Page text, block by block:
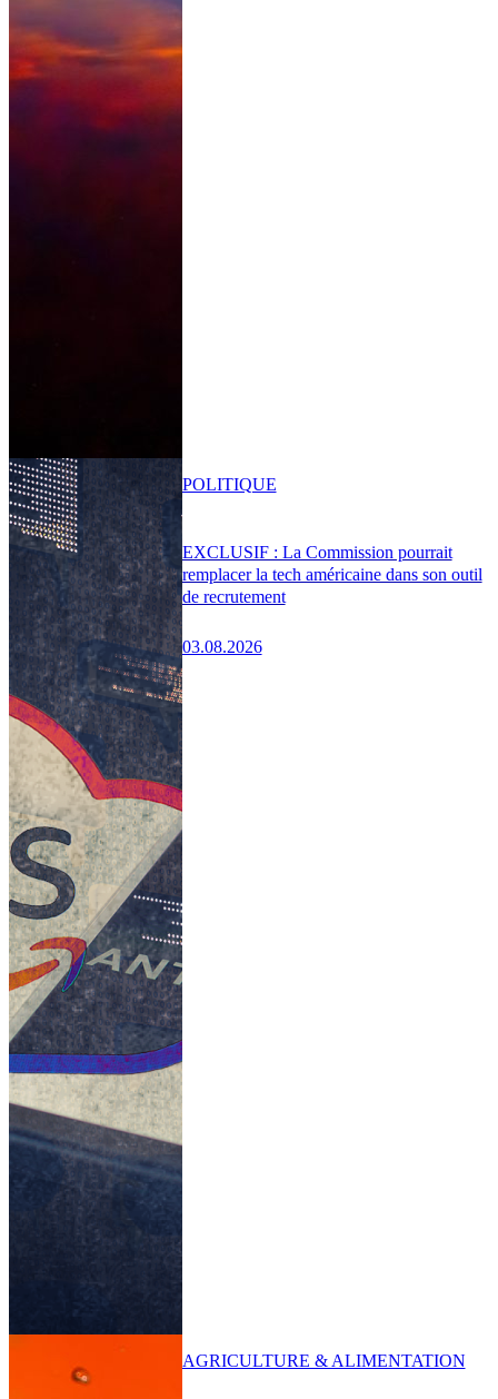
EXCLUSIF : La Commission pourrait
remplacer la tech américaine dans son outil
de recrutement
03.08.2026
POLITIQUE
AGRICULTURE & ALIMENTATION